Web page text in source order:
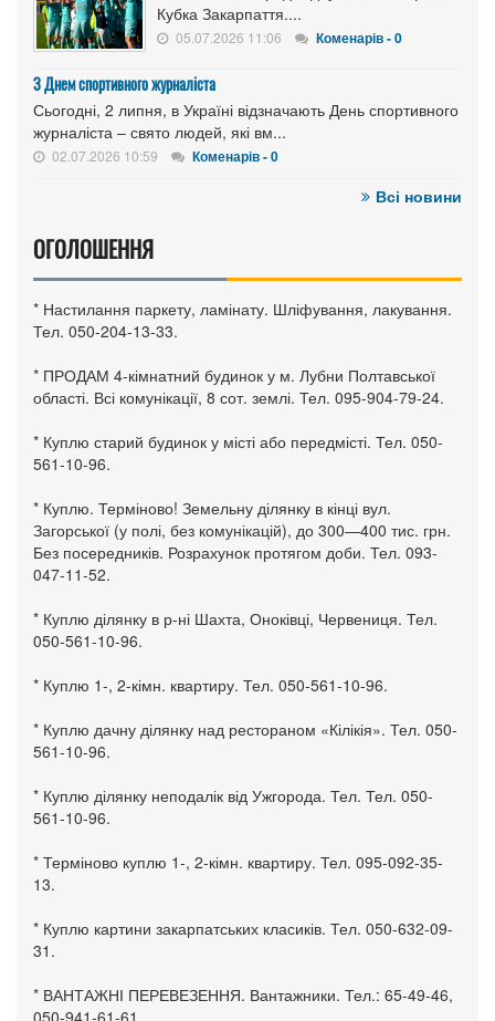
Кубка Закарпаття....
05.07.2026 11:06 Коменарів - 0
З Днем спортивного журналіста
Сьогодні, 2 липня, в Україні відзначають День спортивного
журналіста – свято людей, які вм...
02.07.2026 10:59 Коменарів - 0
Всі новини
ОГОЛОШЕННЯ
* Настилання паркету, ламінату. Шліфування, лакування.
Тел. 050-204-13-33.
* ПРОДАМ 4-кімнатний будинок у м. Лубни Полтавської
області. Всі комунікації, 8 сот. землі. Тел. 095-904-79-24.
* Куплю старий будинок у місті або передмісті. Тел. 050-
561-10-96.
* Куплю. Терміново! Земельну ділянку в кінці вул.
Загорської (у полі, без комунікацій), до 300—400 тис. грн.
Без посередників. Розрахунок протягом доби. Тел. 093-
047-11-52.
* Куплю ділянку в р-ні Шахта, Оноківці, Червениця. Тел.
050-561-10-96.
* Куплю 1-, 2-кімн. квартиру. Тел. 050-561-10-96.
* Куплю дачну ділянку над рестораном «Кілікія». Тел. 050-
561-10-96.
* Куплю ділянку неподалік від Ужгорода. Тел. Тел. 050-
561-10-96.
* Терміново куплю 1-, 2-кімн. квартиру. Тел. 095-092-35-
13.
* Куплю картини закарпатських класиків. Тел. 050-632-09-
31.
* ВАНТАЖНІ ПЕРЕВЕЗЕННЯ. Вантажники. Тел.: 65-49-46,